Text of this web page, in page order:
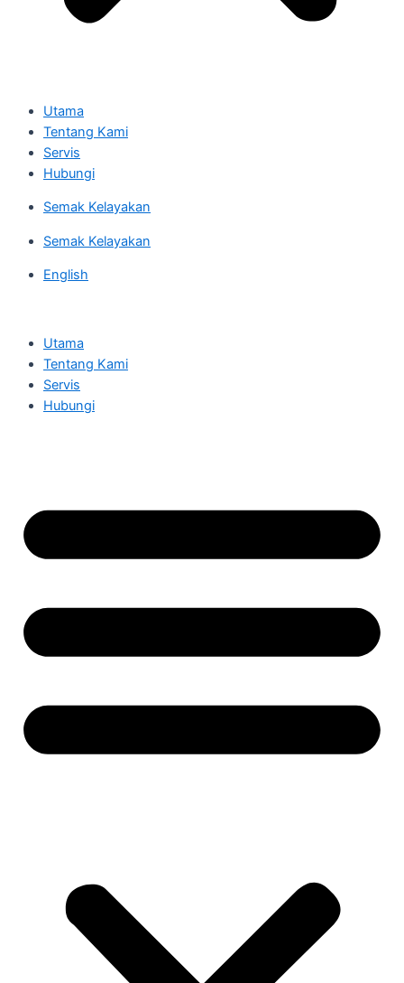
Utama
Tentang Kami
Servis
Hubungi
Semak Kelayakan
Semak Kelayakan
English
Utama
Tentang Kami
Servis
Hubungi